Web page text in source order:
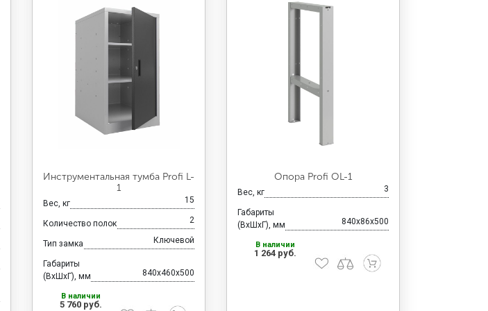
Инструментальная тумба Profi L-
1
Вес, кг 15
Количество полок 2
Тип замка Ключевой
Габариты
(ВхШхГ), мм
840x460x500
В наличии
5 760 руб.
Опора Profi OL-1
Вес, кг 3
Габариты
(ВхШхГ), мм
840x86x500
В наличии
1 264 руб.